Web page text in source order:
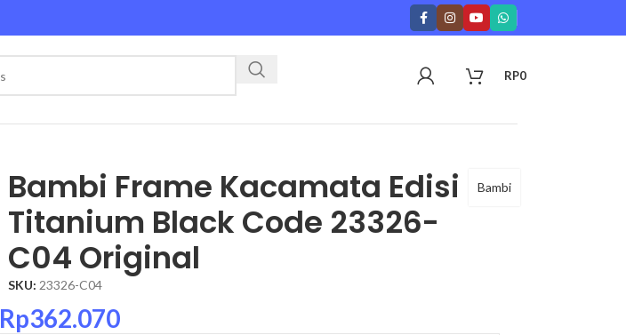
RP0
Bambi Frame Kacamata Edisi
Titanium Black Code 23326-
C04 Original
SKU: 23326-C04
Bambi
Rp362.070